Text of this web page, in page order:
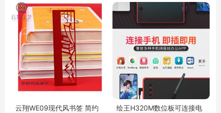
云翔WE09现代风书签 简约
绘王H320M数位板可连接电